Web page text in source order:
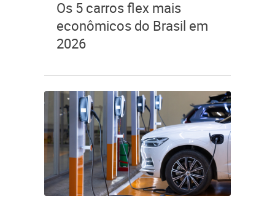
Os 5 carros flex mais
econômicos do Brasil em
2026